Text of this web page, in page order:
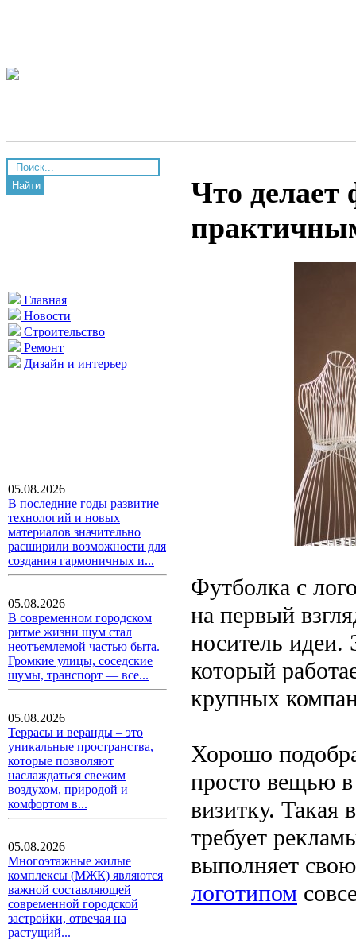
Найти
Главная
Новости
Строительство
Ремонт
Дизайн и интерьер
05.08.2026
В последние годы развитие
технологий и новых
материалов значительно
расширили возможности для
создания гармоничных и...
05.08.2026
В современном городском
ритме жизни шум стал
неотъемлемой частью быта.
Громкие улицы, соседские
шумы, транспорт — все...
05.08.2026
Террасы и веранды – это
уникальные пространства,
которые позволяют
наслаждаться свежим
воздухом, природой и
комфортом в...
05.08.2026
Многоэтажные жилые
комплексы (МЖК) являются
важной составляющей
современной городской
застройки, отвечая на
растущий...
Что делает
Футболка с
на первый
носитель идеи.
который
крупных
Хорошо
просто вещью
визитку. Такая
требует
выполняет
логотипом